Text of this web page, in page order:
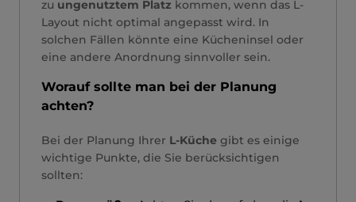
zu ungenutztem Platz kommen, wenn das L-
Layout nicht optimal angepasst wird. In
solchen Fällen könnte eine Kücheninsel oder
eine andere Anordnung sinnvoller sein.
Worauf sollte man bei der Planung
achten?
Bei der Planung Ihrer L-Küche gibt es einige
wichtige Punkte, die Sie berücksichtigen
sollten: